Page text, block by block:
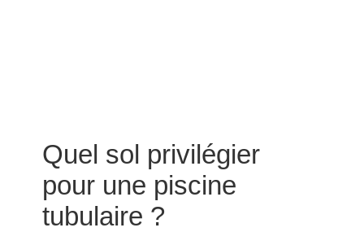
Quel sol privilégier
pour une piscine
tubulaire ?